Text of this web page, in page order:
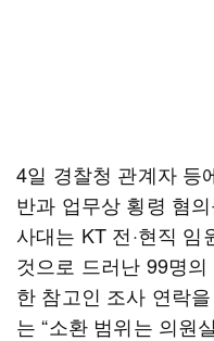
4일 경찰청 관계자 등
반과 업무상 횡령 혐
사대는 KT 전·현직
것으로 드러난 99명
한 참고인 조사 연락
는 “소환 범위는 의원